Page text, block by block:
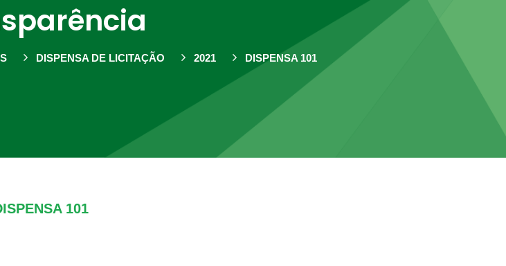
DISPENSA DE LICITAÇÃO 2021 DISPENSA 101
101